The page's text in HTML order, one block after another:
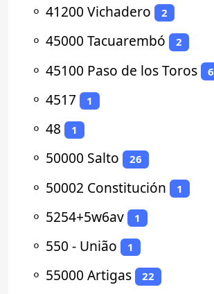
⚬ 41200 Vichadero 2
⚬ 45000 Tacuarembó 2
⚬ 45100 Paso de los Toros 6
⚬ 4517 1
⚬ 48 1
⚬ 50000 Salto 26
⚬ 50002 Constitución 1
⚬ 5254+5w6av 1
⚬ 550 - União 1
⚬ 55000 Artigas 22